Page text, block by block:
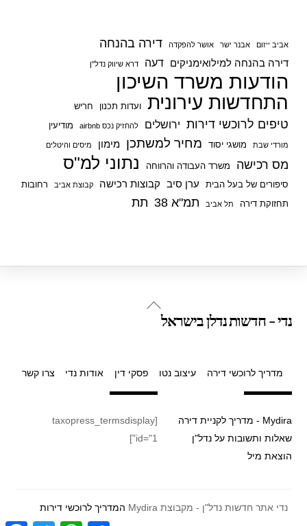
אביב ייזום אבנר ישר אושר להפקדה דירה בהנחה
דירה בהנחה למילואימניקים דעה דרא שיווק נדל"ן
הודעות משרד השיכון
התחדשות עירונית ועדות תכנון חריש
טיפים לרוכשי דירות ירושלים להחזיק נכס airbnb מודיעין
מורדי שבת מושגי יסוד מחיר למשתכן מימון מיסים והיטלים
מס רכישה משרד העבודה והרווחה נתוני למ"ס
סיפורים של בעל הבית ערן סיב קבוצות רכישה קבוצת אביב
רחובות
תחזוקת דירה
תל אביב תמ"א 38 תת
Back
נדי - חדשות נדלן בישראל
מדריך לרוכשי דירה עיצוב נטו פסקי דין אודות נדי צרו קשר
Mydira - מדריך לקניית דירה
שאלות ותשובות על נדל"ן
הוצאת מיל
[taxopress_termsdisplay
id="1"]
נדי אתר חדשות נדל"ן - מקבוצת Mydira המדריך לרוכשי דירות